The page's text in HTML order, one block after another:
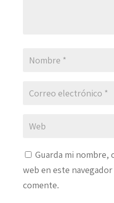
Guarda mi
web en este
comente.